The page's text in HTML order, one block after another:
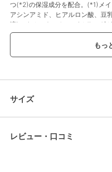
つ(*2)の保湿成分を配合。(*1)メ
アシンアミド、ヒアルロン酸、豆
液)、ウオータークレス(オランダ
ホバオイル、ローズヒップオイル
／全5色＞01 Vanilla Beige：明る
ラベージュ02 Natural Beige：肌
ームイエロー05 Clear Lavender
えながら明るい(*1)印象に仕上が
この商品は、不良品のみ返品を承りま
サイズ
レビュー・口コミ